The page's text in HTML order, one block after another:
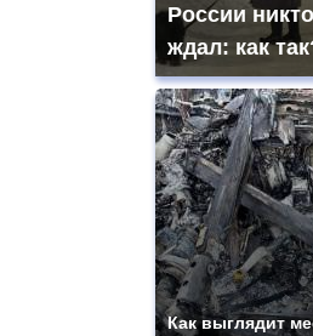
России
ждал: как
Как выглядит